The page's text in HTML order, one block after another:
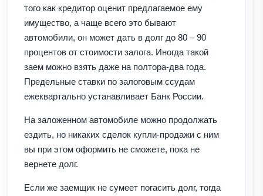
того как кредитор оценит предлагаемое ему
имущество, а чаще всего это бывают
автомобили, он может дать в долг до 80 – 90
процентов от стоимости залога. Иногда такой
заем можно взять даже на полтора-два года.
Предельные ставки по залоговым ссудам
ежеквартально устанавливает Банк России.
На заложенном автомобиле можно продолжать
ездить, но никаких сделок купли-продажи с ним
вы при этом оформить не сможете, пока не
вернете долг.
Если же заемщик не сумеет погасить долг, тогда